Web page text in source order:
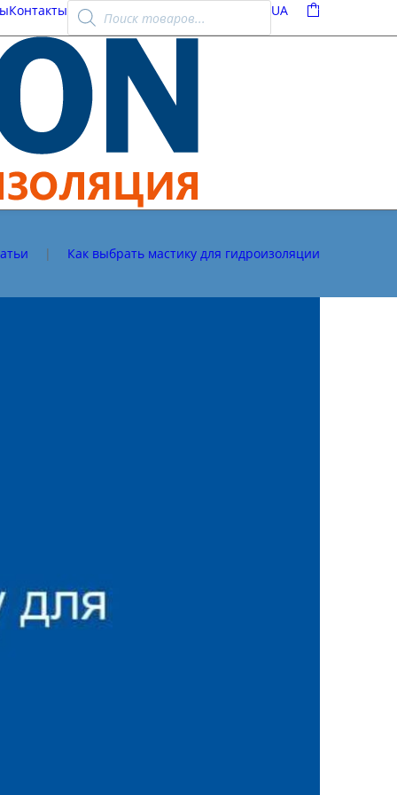
0
КонтактыПоиск
товаров UA
| Как выбрать мастику для гидроизоляции